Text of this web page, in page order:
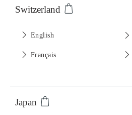
Switzerland
English
Français
Japan